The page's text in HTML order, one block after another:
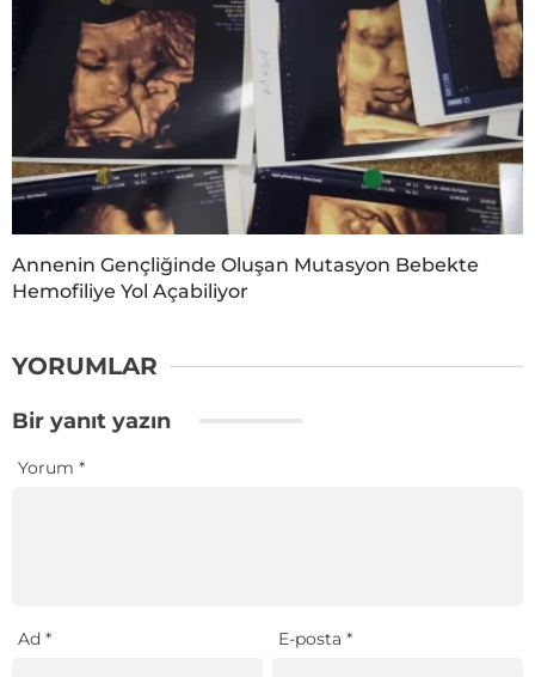
Annenin Gençliğinde Oluşan Mutasyon Bebekte
Hemofiliye Yol Açabiliyor
YORUMLAR
Bir yanıt yazın
Yorum *
Ad * E-posta*